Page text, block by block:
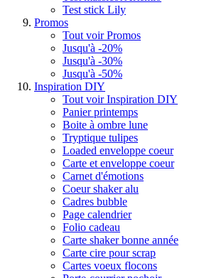
Test stick Lily
Promos
Tout voir Promos
Jusqu'à -20%
Jusqu'à -30%
Jusqu'à -50%
Inspiration DIY
Tout voir Inspiration DIY
Panier printemps
Boite à ombre lune
Tryptique tulipes
Loaded enveloppe coeur
Carte et enveloppe coeur
Carnet d'émotions
Coeur shaker alu
Cadres bubble
Page calendrier
Folio cadeau
Carte shaker bonne année
Carte cire pour scrap
Cartes voeux flocons